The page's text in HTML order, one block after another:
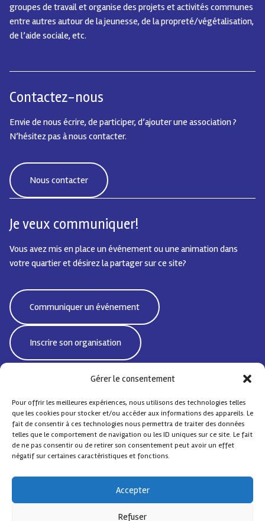
Gérer le consentement
Pour offrir les meilleures expériences, nous utilisons des technologies telles
que les cookies pour stocker et/ou accéder aux informations des appareils. Le
fait de consentir à ces technologies nous permettra de traiter des données
telles que le comportement de navigation ou les ID uniques sur ce site. Le fait
de ne pas consentir ou de retirer son consentement peut avoir un effet
négatif sur certaines caractéristiques et fonctions.
Accepter
Refuser
groupes de travail et organise des projets et activités communes
entre autres autour de la jeunesse, de la propreté/végétalisation,
de l’aide sociale, etc.
Contactez-nous
Envie de nous écrire, de participer, d’ajouter une association ?
N’hésitez pas à nous contacter.
Nous contacter
Je veux communiquer!
Vous avez mis en place un événement ou une animation dans
votre quartier et désirez la partager sur ce site?
Communiquer un événement
Inscrire son organisation
Bd Emile Jacqmain 95 | 1000 Bruxelles - Belgique
CoordiSocialeBxlNord@protonmail.com
© Coordination Sociale Nord